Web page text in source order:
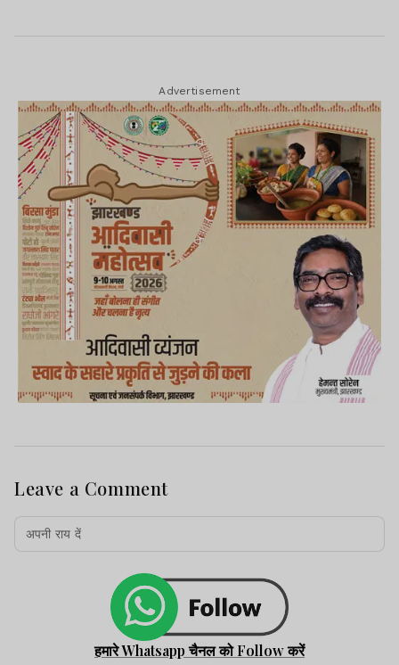
Advertisement
Leave a Comment
हमारे Whatsapp चैनल को Follow करें